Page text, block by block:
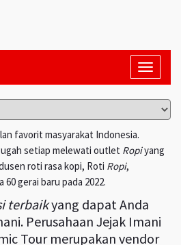
Toggle
favorit masyarakat Indonesia.
setiap melewati outlet Ropiyang
roti rasa kopi, Roti Ropi,
gerai baru pada 2022.
terbaikyang dapat Anda
Perusahaan Jejak Imani
Tour merupakan vendor